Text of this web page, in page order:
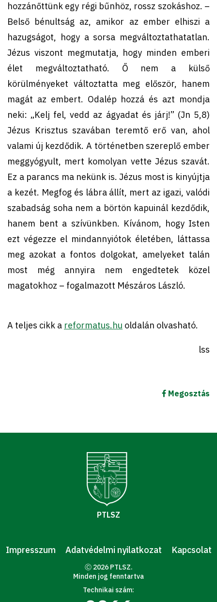
hozzánőttünk egy régi bűnhöz, rossz szokáshoz. –
Belső bénultság az, amikor az ember elhiszi a
hazugságot, hogy a sorsa megváltoztathatatlan.
Jézus viszont megmutatja, hogy minden emberi
élet megváltoztatható. Ő nem a külső
körülményeket változtatta meg először, hanem
magát az embert. Odalép hozzá és azt mondja
neki: „Kelj fel, vedd az ágyadat és járj!” (Jn 5,8)
Jézus Krisztus szavában teremtő erő van, ahol
valami új kezdődik. A történetben szereplő ember
meggyógyult, mert komolyan vette Jézus szavát.
Ez a parancs ma nekünk is. Jézus most is kinyújtja
a kezét. Megfog és lábra állít, mert az igazi, valódi
szabadság soha nem a börtön kapuinál kezdődik,
hanem bent a szívünkben. Kívánom, hogy Isten
ezt végezze el mindannyiótok életében, láttassa
meg azokat a fontos dolgokat, amelyeket talán
most még annyira nem engedtetek közel
magatokhoz – fogalmazott Mészáros László.
A teljes cikk a reformatus.hu oldalán olvasható.
lss
Megosztás
PTLSZ
Impresszum Adatvédelmi nyilatkozat Kapcsolat
Ⓒ 2026 PTLSZ.
Minden jog fenntartva
Technikai szám: